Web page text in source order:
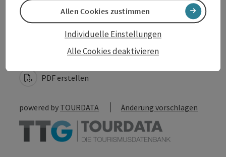
zum Merkzettel
PDF erstellen
Beitrag drucken
In der Nähe
powered by TOURDATA Änderung vorschlagen
Alle Cookies deaktivieren
Individuelle Einstellungen
Allen Cookies zustimmen